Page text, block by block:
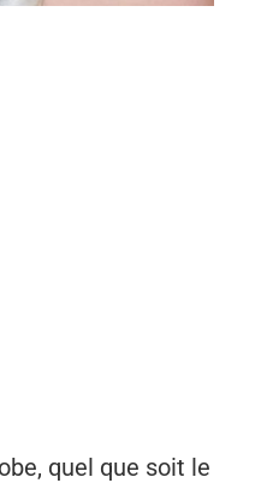
quel que soit le